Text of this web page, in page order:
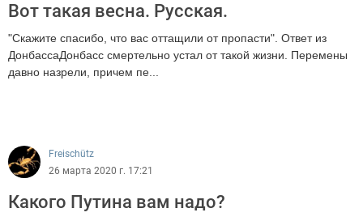
Вот такая весна. Русская.
"Скажите спасибо, что вас оттащили от пропасти". Ответ из
ДонбассаДонбасс смертельно устал от такой жизни. Перемены
давно назрели, причем пе...
Freischütz
26 марта 2020 г. 17:21
Какого Путина вам надо?